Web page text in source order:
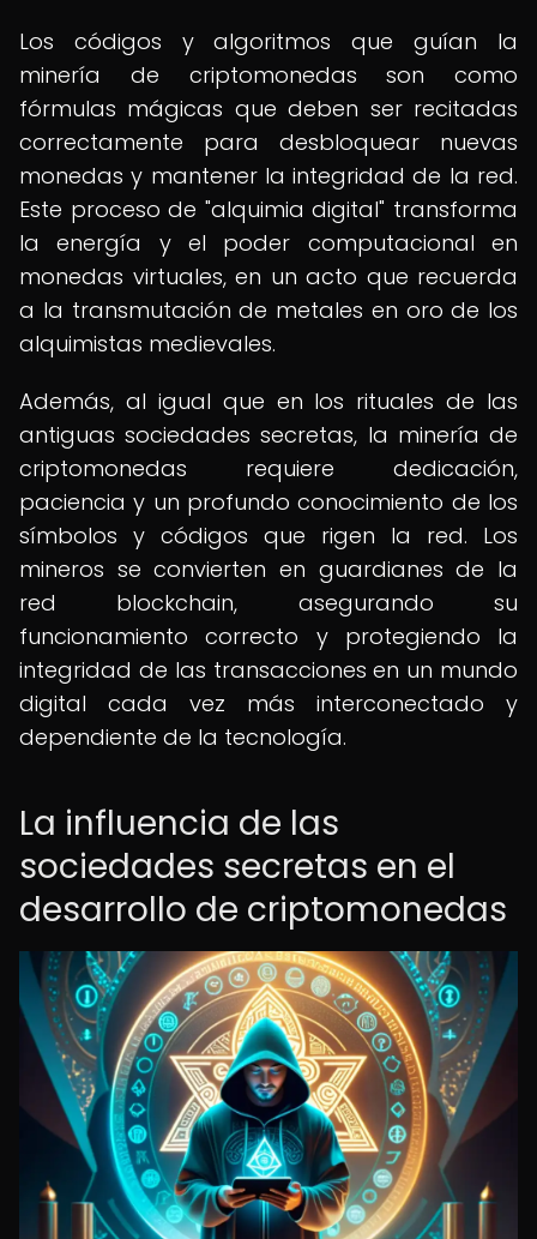
Los códigos y algoritmos que guían la
minería de criptomonedas son como
fórmulas mágicas que deben ser recitadas
correctamente para desbloquear nuevas
monedas y mantener la integridad de la red.
Este proceso de "alquimia digital" transforma
la energía y el poder computacional en
monedas virtuales, en un acto que recuerda
a la transmutación de metales en oro de los
alquimistas medievales.
Además, al igual que en los rituales de las
antiguas sociedades secretas, la minería de
criptomonedas requiere dedicación,
paciencia y un profundo conocimiento de los
símbolos y códigos que rigen la red. Los
mineros se convierten en guardianes de la
red blockchain, asegurando su
funcionamiento correcto y protegiendo la
integridad de las transacciones en un mundo
digital cada vez más interconectado y
dependiente de la tecnología.
La influencia de las
sociedades secretas en el
desarrollo de criptomonedas